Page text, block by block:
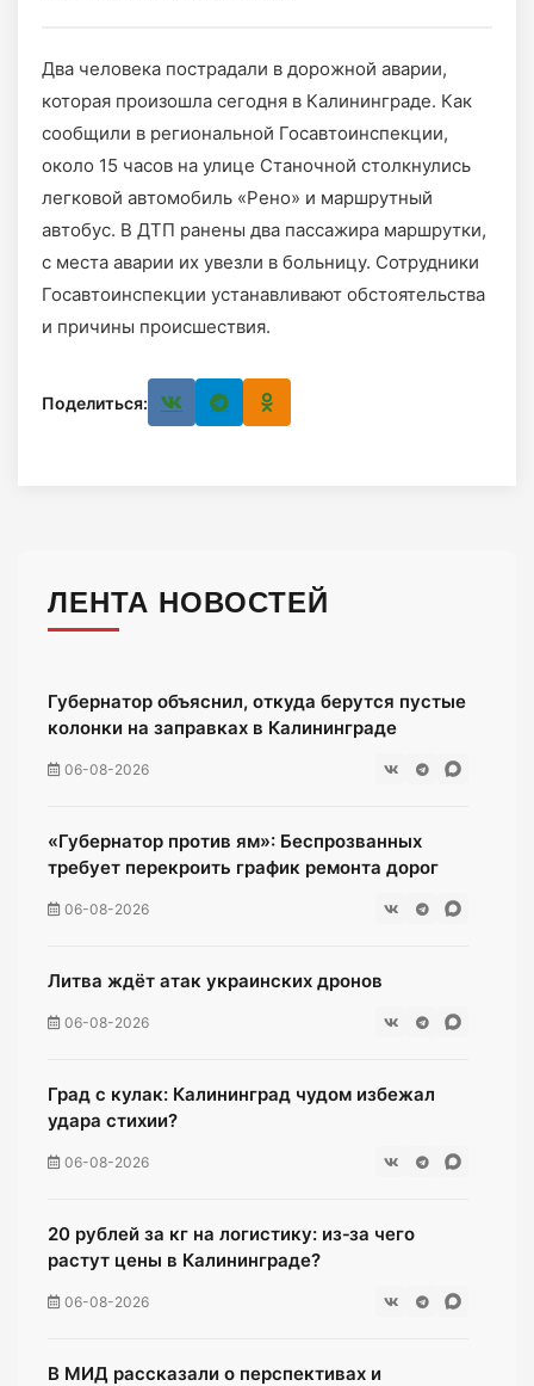
Два человека пострадали в дорожной аварии,
которая произошла сегодня в Калининграде. Как
сообщили в региональной Госавтоинспекции,
около 15 часов на улице Станочной столкнулись
легковой автомобиль «Рено» и маршрутный
автобус. В ДТП ранены два пассажира маршрутки,
с места аварии их увезли в больницу. Сотрудники
Госавтоинспекции устанавливают обстоятельства
и причины происшествия.
Поделиться:
ЛЕНТА НОВОСТЕЙ
Губернатор объяснил, откуда берутся пустые
колонки на заправках в Калининграде
06-08-2026
«Губернатор против ям»: Беспрозванных
требует перекроить график ремонта дорог
06-08-2026
Литва ждёт атак украинских дронов
06-08-2026
Град с кулак: Калининград чудом избежал
удара стихии?
06-08-2026
20 рублей за кг на логистику: из‑за чего
растут цены в Калининграде?
06-08-2026
В МИД рассказали о перспективах и